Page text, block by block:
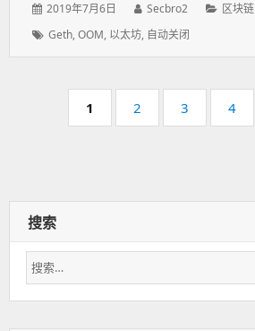
发
于：
2019年7月6日
作
者：
Secbro2
分
区块链
标
Geth,OOM, 以太坊, 自动关闭
页
码：
1
页
码：
2
页
码：
3
页
码：
4
搜索
搜
索：